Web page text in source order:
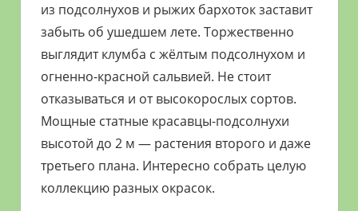
из подсолнухов и рыжих бархоток заставит
забыть об ушедшем лете. Торжественно
выглядит клумба с жёлтым подсолнухом и
огненно-красной сальвией. Не стоит
отказываться и от высокорослых сортов.
Мощные статные красавцы-подсолнухи
высотой до 2 м — растения второго и даже
третьего плана. Интересно собрать целую
коллекцию разных окрасок.